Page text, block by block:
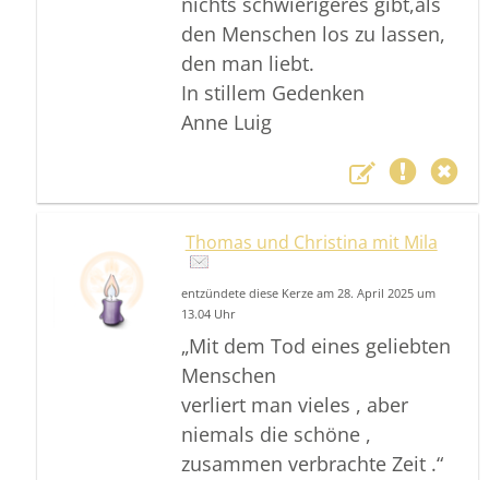
den Menschen los zu lassen,
den man liebt.
In stillem Gedenken
Anne Luig
Thomas und Christina mit Mila
entzündete diese Kerze am 28. April 2025 um
13.04 Uhr
„Mit dem Tod eines geliebten
Menschen
verliert man vieles , aber
niemals die schöne ,
zusammen verbrachte Zeit .“